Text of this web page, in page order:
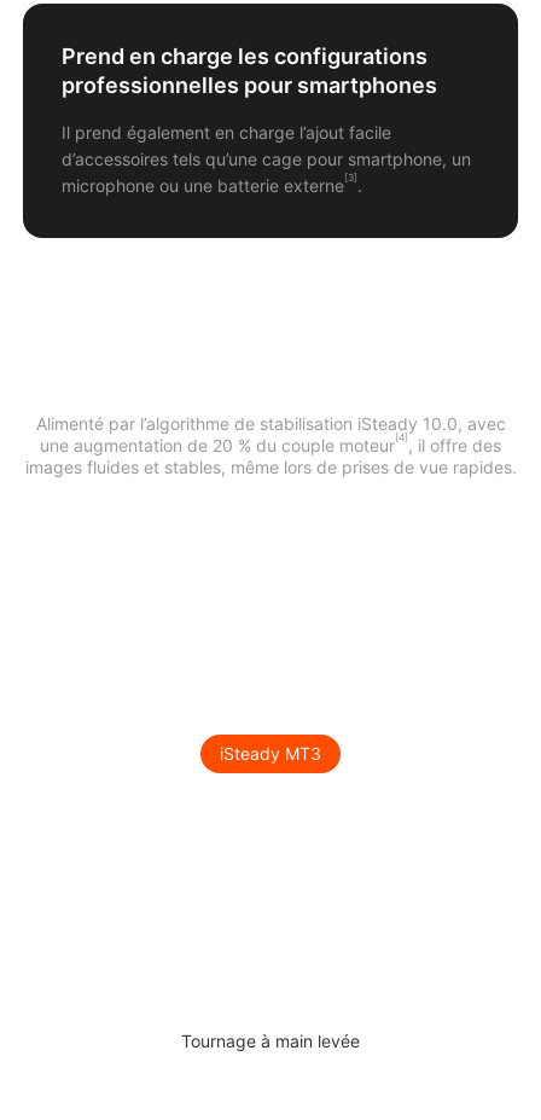
Prend en charge les configurations
professionnelles pour smartphones
Il prend également en charge l’ajout facile
d’accessoires tels qu’une cage pour smartphone, un
microphone ou une batterie externe [3] .
Alimenté par l’algorithme de stabilisation iSteady 10.0, avec
une augmentation de 20 % du couple moteur [4] , il offre des
images fluides et stables, même lors de prises de vue rapides.
iSteady MT3
Tournage à main levée